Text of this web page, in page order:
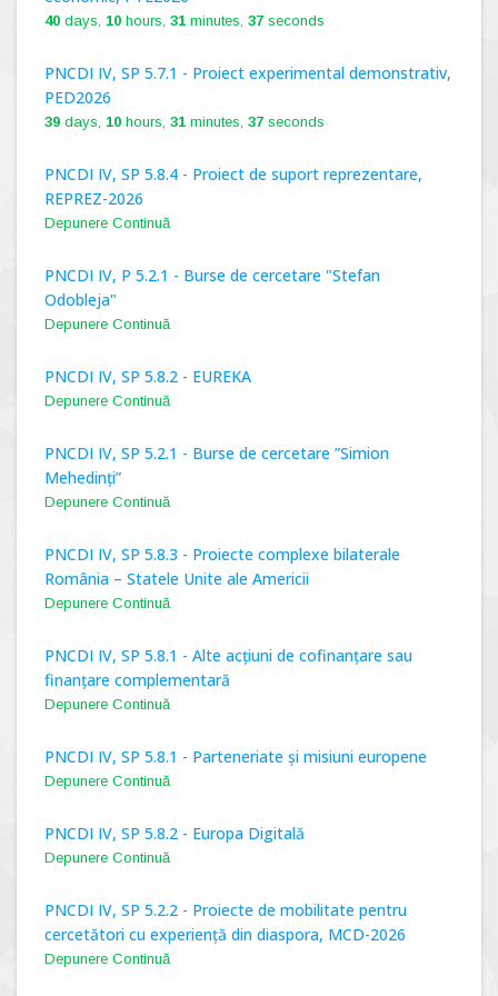
40 days, 10 hours, 31 minutes, 36 seconds
PNCDI IV, SP 5.7.1 - Proiect experimental demonstrativ,
PED2026
39 days, 10 hours, 31 minutes, 36 seconds
PNCDI IV, SP 5.8.4 - Proiect de suport reprezentare,
REPREZ-2026
Depunere Continuă
PNCDI IV, P 5.2.1 - Burse de cercetare "Stefan
Odobleja"
Depunere Continuă
PNCDI IV, SP 5.8.2 - EUREKA
Depunere Continuă
PNCDI IV, SP 5.2.1 - Burse de cercetare ”Simion
Mehedinți”
Depunere Continuă
PNCDI IV, SP 5.8.3 - Proiecte complexe bilaterale
România – Statele Unite ale Americii
Depunere Continuă
PNCDI IV, SP 5.8.1 - Alte acțiuni de cofinanțare sau
finanțare complementară
Depunere Continuă
PNCDI IV, SP 5.8.1 - Parteneriate și misiuni europene
Depunere Continuă
PNCDI IV, SP 5.8.2 - Europa Digitală
Depunere Continuă
PNCDI IV, SP 5.2.2 - Proiecte de mobilitate pentru
cercetători cu experiență din diaspora, MCD-2026
Depunere Continuă